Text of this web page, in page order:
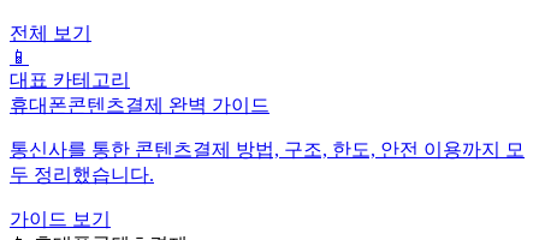
전체 보기
📱
대표 카테고리
휴대폰콘텐츠결제 완벽 가이드
통신사를 통한 콘텐츠결제 방법, 구조, 한도, 안전 이용까지 모
두 정리했습니다.
가이드 보기